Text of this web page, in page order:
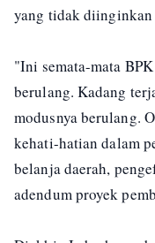
yang tidak diinginkan
"Ini semata-mata
berulang. Kadang
modusnya berulang.
kehati-hatian dalam
belanja daerah,
adendum proyek